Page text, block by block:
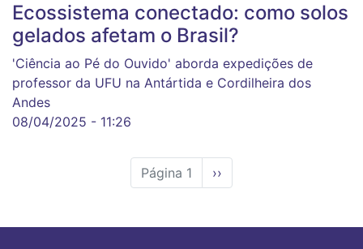
Ecossistema conectado: como solos
gelados afetam o Brasil?
'Ciência ao Pé do Ouvido' aborda expedições de
professor da UFU na Antártida e Cordilheira dos
Andes
08/04/2025 - 11:26
Página 1
Próxima
página
››